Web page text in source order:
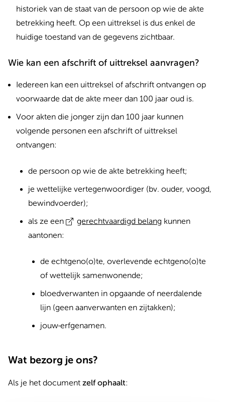
historiek van de staat van de persoon op wie de akte
betrekking heeft. Op een uittreksel is dus enkel de
huidige toestand van de gegevens zichtbaar.
Wie kan een afschrift of uittreksel aanvragen?
Iedereen kan een uittreksel of afschrift ontvangen op
voorwaarde dat de akte meer dan 100 jaar oud is.
Voor akten die jonger zijn dan 100 jaar kunnen
volgende personen een afschrift of uittreksel
ontvangen:
de persoon op wie de akte betrekking heeft;
je wettelijke vertegenwoordiger (bv. ouder, voogd,
bewindvoerder);
als ze een
gerechtvaardigd belang kunnen
aantonen:
de echtgeno(o)te, overlevende echtgeno(o)te
of wettelijk samenwonende;
bloedverwanten in opgaande of neerdalende
lijn (geen aanverwanten en zijtakken);
jouw erfgenamen.
Wat bezorg je ons?
Als je het document zelf ophaalt: